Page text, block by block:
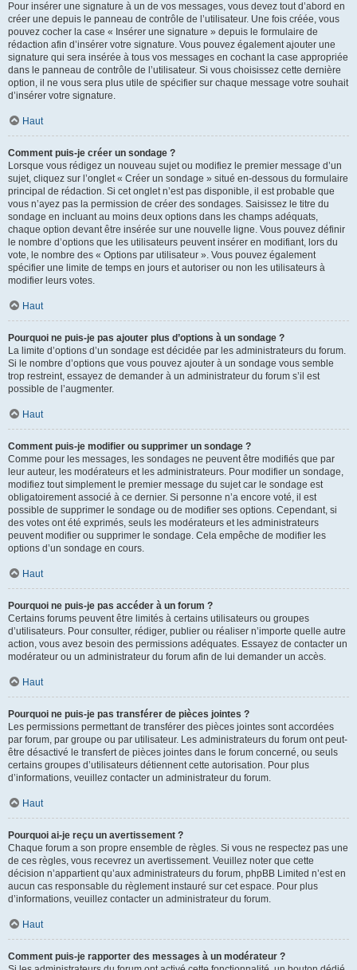
Pour insérer une signature à un de vos messages, vous devez tout d’abord en
créer une depuis le panneau de contrôle de l’utilisateur. Une fois créée, vous
pouvez cocher la case « Insérer une signature » depuis le formulaire de
rédaction afin d’insérer votre signature. Vous pouvez également ajouter une
signature qui sera insérée à tous vos messages en cochant la case appropriée
dans le panneau de contrôle de l’utilisateur. Si vous choisissez cette dernière
option, il ne vous sera plus utile de spécifier sur chaque message votre souhait
d’insérer votre signature.
Haut
Comment puis-je créer un sondage ?
Lorsque vous rédigez un nouveau sujet ou modifiez le premier message d’un
sujet, cliquez sur l’onglet « Créer un sondage » situé en-dessous du formulaire
principal de rédaction. Si cet onglet n’est pas disponible, il est probable que
vous n’ayez pas la permission de créer des sondages. Saisissez le titre du
sondage en incluant au moins deux options dans les champs adéquats,
chaque option devant être insérée sur une nouvelle ligne. Vous pouvez définir
le nombre d’options que les utilisateurs peuvent insérer en modifiant, lors du
vote, le nombre des « Options par utilisateur ». Vous pouvez également
spécifier une limite de temps en jours et autoriser ou non les utilisateurs à
modifier leurs votes.
Haut
Pourquoi ne puis-je pas ajouter plus d’options à un sondage ?
La limite d’options d’un sondage est décidée par les administrateurs du forum.
Si le nombre d’options que vous pouvez ajouter à un sondage vous semble
trop restreint, essayez de demander à un administrateur du forum s’il est
possible de l’augmenter.
Haut
Comment puis-je modifier ou supprimer un sondage ?
Comme pour les messages, les sondages ne peuvent être modifiés que par
leur auteur, les modérateurs et les administrateurs. Pour modifier un sondage,
modifiez tout simplement le premier message du sujet car le sondage est
obligatoirement associé à ce dernier. Si personne n’a encore voté, il est
possible de supprimer le sondage ou de modifier ses options. Cependant, si
des votes ont été exprimés, seuls les modérateurs et les administrateurs
peuvent modifier ou supprimer le sondage. Cela empêche de modifier les
options d’un sondage en cours.
Haut
Pourquoi ne puis-je pas accéder à un forum ?
Certains forums peuvent être limités à certains utilisateurs ou groupes
d’utilisateurs. Pour consulter, rédiger, publier ou réaliser n’importe quelle autre
action, vous avez besoin des permissions adéquates. Essayez de contacter un
modérateur ou un administrateur du forum afin de lui demander un accès.
Haut
Pourquoi ne puis-je pas transférer de pièces jointes ?
Les permissions permettant de transférer des pièces jointes sont accordées
par forum, par groupe ou par utilisateur. Les administrateurs du forum ont peut-
être désactivé le transfert de pièces jointes dans le forum concerné, ou seuls
certains groupes d’utilisateurs détiennent cette autorisation. Pour plus
d’informations, veuillez contacter un administrateur du forum.
Haut
Pourquoi ai-je reçu un avertissement ?
Chaque forum a son propre ensemble de règles. Si vous ne respectez pas une
de ces règles, vous recevrez un avertissement. Veuillez noter que cette
décision n’appartient qu’aux administrateurs du forum, phpBB Limited n’est en
aucun cas responsable du règlement instauré sur cet espace. Pour plus
d’informations, veuillez contacter un administrateur du forum.
Haut
Comment puis-je rapporter des messages à un modérateur ?